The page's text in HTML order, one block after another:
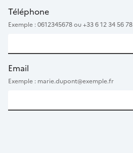
Téléphone
Exemple : 0612345678 ou +33 6 12 34 56 78
Email
Exemple : marie.dupont@exemple.fr